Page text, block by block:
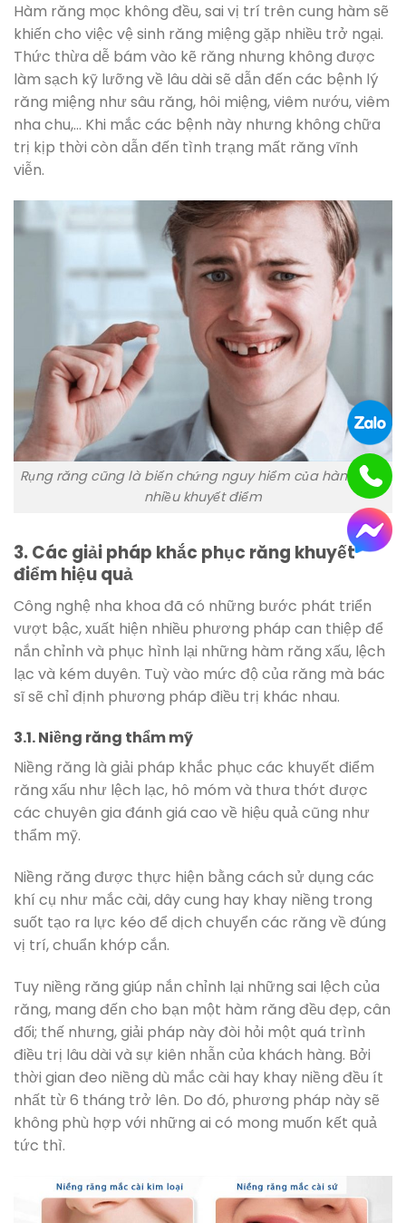
Hàm răng mọc không đều, sai vị trí trên cung hàm sẽ
khiến cho việc vệ sinh răng miệng gặp nhiều trở ngại.
Thức thừa dễ bám vào kẽ răng nhưng không được
làm sạch kỹ lưỡng về lâu dài sẽ dẫn đến các bệnh lý
răng miệng như sâu răng, hôi miệng, viêm nướu, viêm
nha chu,… Khi mắc các bệnh này nhưng không chữa
trị kịp thời còn dẫn đến tình trạng mất răng vĩnh
viễn.
Rụng răng cũng là biến chứng nguy hiểm của hàm răng
nhiều khuyết điểm
3. Các giải pháp khắc phục răng khuyết
điểm hiệu quả
Công nghệ nha khoa đã có những bước phát triển
vượt bậc, xuất hiện nhiều phương pháp can thiệp để
nắn chỉnh và phục hình lại những hàm răng xấu, lệch
lạc và kém duyên. Tuỳ vào mức độ của răng mà bác
sĩ sẽ chỉ định phương pháp điều trị khác nhau.
3.1. Niềng răng thẩm mỹ
Niềng răng là giải pháp khắc phục các khuyết điểm
răng xấu như lệch lạc, hô móm và thưa thớt được
các chuyên gia đánh giá cao về hiệu quả cũng như
thẩm mỹ.
Niềng răng được thực hiện bằng cách sử dụng các
khí cụ như mắc cài, dây cung hay khay niềng trong
suốt tạo ra lực kéo để dịch chuyển các răng về đúng
vị trí, chuẩn khớp cắn.
Tuy niềng răng giúp nắn chỉnh lại những sai lệch của
răng, mang đến cho bạn một hàm răng đều đẹp, cân
đối; thế nhưng, giải pháp này đòi hỏi một quá trình
điều trị lâu dài và sự kiên nhẫn của khách hàng. Bởi
thời gian đeo niềng dù mắc cài hay khay niềng đều ít
nhất từ 6 tháng trở lên. Do đó, phương pháp này sẽ
không phù hợp với những ai có mong muốn kết quả
tức thì.